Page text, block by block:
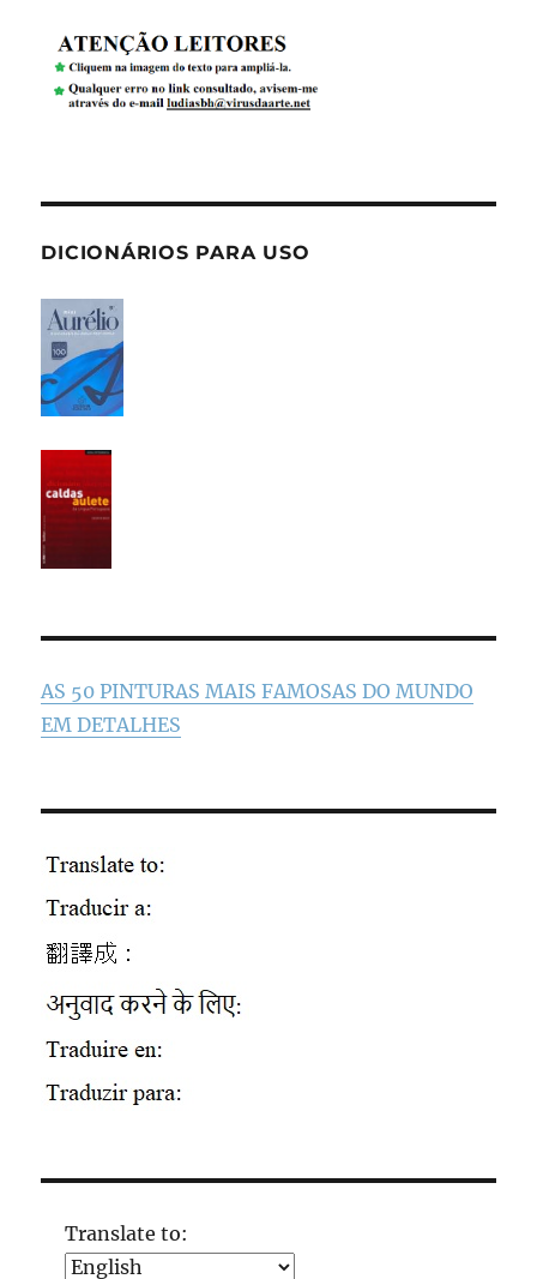
DICIONÁRIOS PARA USO
AS 50 PINTURAS MAIS FAMOSAS DO MUNDO
EM DETALHES
Translate to: